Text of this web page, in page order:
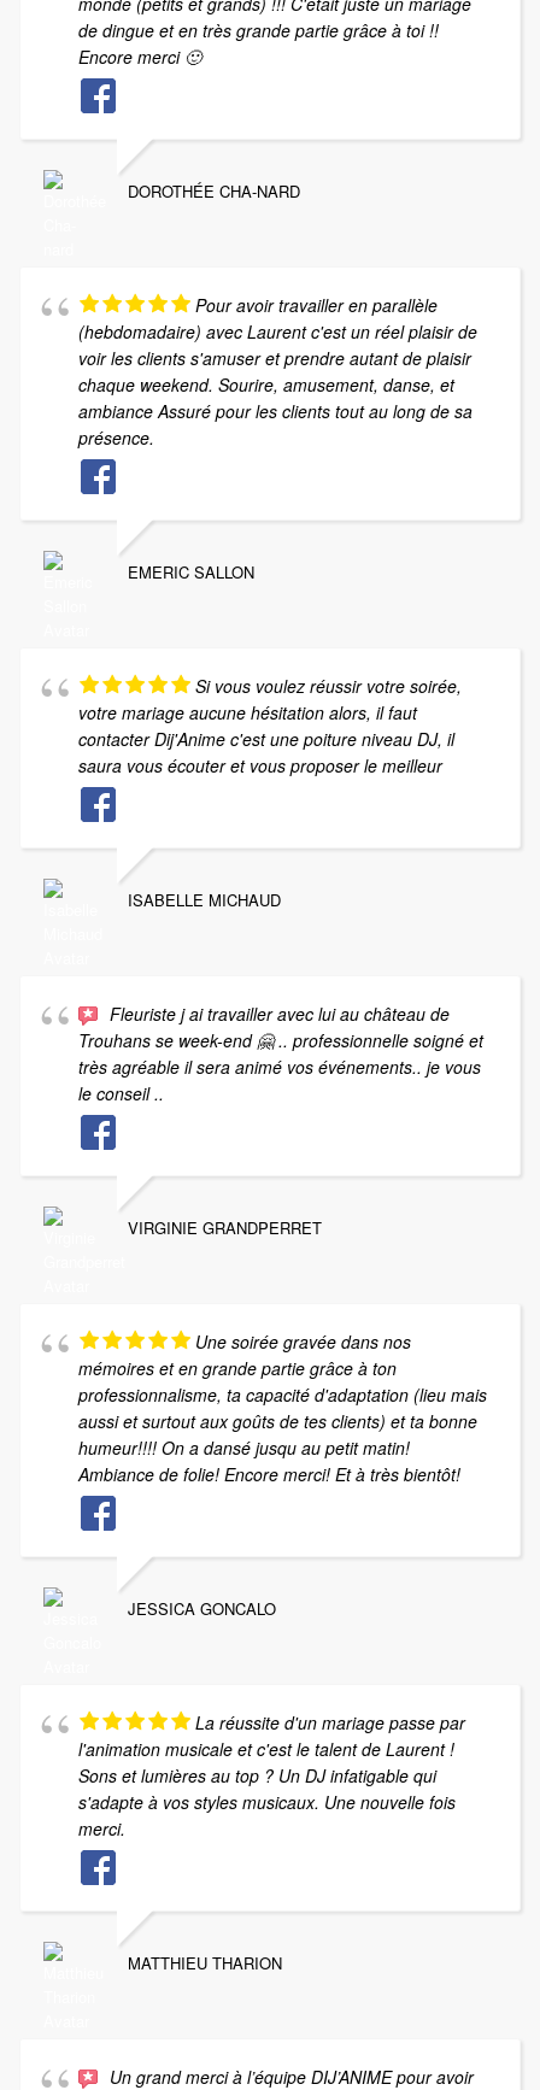
de dingue et en très grande partie grâce à toi !!
Encore merci 🙂
DOROTHÉE CHA-NARD
Pour avoir travailler en parallèle
(hebdomadaire) avec Laurent c'est un réel plaisir de
voir les clients s'amuser et prendre autant de plaisir
chaque weekend. Sourire, amusement, danse, et
ambiance Assuré pour les clients tout au long de sa
présence.
EMERIC SALLON
Si vous voulez réussir votre soirée,
votre mariage aucune hésitation alors, il faut
contacter Dij'Anime c'est une poiture niveau DJ, il
saura vous écouter et vous proposer le meilleur
ISABELLE MICHAUD
Fleuriste j ai travailler avec lui au château de
Trouhans se week-end 🤗 .. professionnelle soigné et
très agréable il sera animé vos événements.. je vous
le conseil ..
VIRGINIE GRANDPERRET
Une soirée gravée dans nos
mémoires et en grande partie grâce à ton
professionnalisme, ta capacité d'adaptation (lieu mais
aussi et surtout aux goûts de tes clients) et ta bonne
humeur!!!! On a dansé jusqu au petit matin!
Ambiance de folie! Encore merci! Et à très bientôt!
JESSICA GONCALO
La réussite d'un mariage passe par
l'animation musicale et c'est le talent de Laurent !
Sons et lumières au top ? Un DJ infatigable qui
s'adapte à vos styles musicaux. Une nouvelle fois
merci.
MATTHIEU THARION
Un grand merci à l’équipe DIJ’ANIME pour avoir